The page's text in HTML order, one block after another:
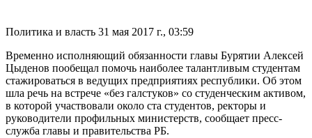
Политика и власть 31 мая 2017 г., 03:59
Временно исполняющий обязанности главы Бурятии Алексей
Цыденов пообещал помочь наиболее талантливым студентам
стажироваться в ведущих предприятиях республики. Об этом
шла речь на встрече «без галстуков» со студенческим активом,
в которой участвовали около ста студентов, ректоры и
руководители профильных министерств, сообщает пресс-
служба главы и правительства РБ.